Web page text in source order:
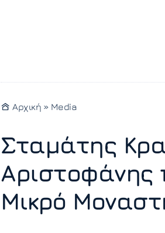
Αρχική » Media
Σταμάτης
Αριστοφάνης
Μικρό